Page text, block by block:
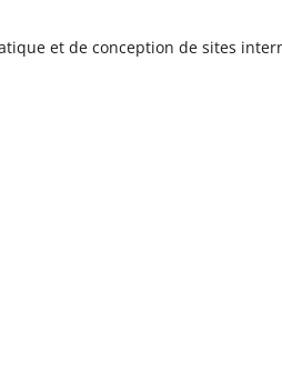
et de conception de sites